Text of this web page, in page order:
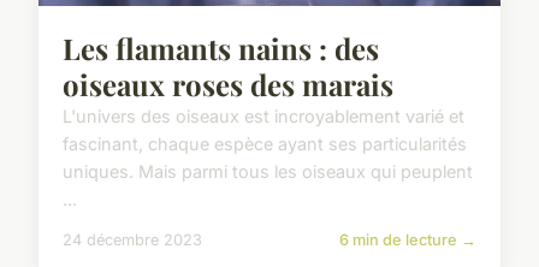
Les flamants nains : des
oiseaux roses des marais
L'univers des oiseaux est incroyablement varié et
fascinant, chaque espèce ayant ses particularités
uniques. Mais parmi tous les oiseaux qui peuplent
...
24 décembre 2023 6 min de lecture →